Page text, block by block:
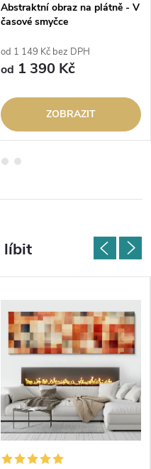
Abstraktní obraz na plátně - V
časové smyčce
od 1 149 Kč bez DPH
od 1 390 Kč
ZOBRAZIT